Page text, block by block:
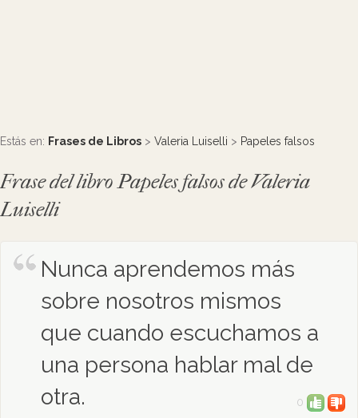
Estás en: Frases de Libros > Valeria Luiselli > Papeles falsos
Frase del libro Papeles falsos de Valeria
Luiselli
Nunca aprendemos más
sobre nosotros mismos
que cuando escuchamos a
una persona hablar mal de
otra.
0